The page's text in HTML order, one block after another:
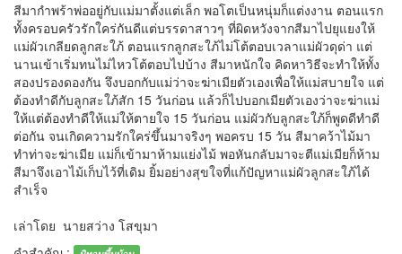
สีมากำพร้าพ่ออยู่กับแม่มาตั้งแต่เล็ก พอโตเป็นหนุ่มก็แต่งงาน ตอนแรก
ทั้งครอบครัวรักใคร่กันดีแต่บรรดาสาวๆ ที่ผิดหวังจากสีมาไปยุแยงให้
แม่ผัวเกลียดลูกสะใภ้ ตอนแรกลูกสะใภ้ไม่โต้ตอบเวลาแม่ผัวดุด่า แต่
นานเข้าเริ่มทนไม่ไหวโต้ตอบไปบ้าง สีมาหนักใจ คิดหาวิธีจะทำให้ทั้ง
สองปรองดองกัน จึงบอกกับแม่ว่าจะฆ่าเมียตัวเองเพื่อให้แม่สบายใจ แต่
ต้องทำดีกับลูกสะใภ้สัก 15 วันก่อน แล้วก็ไปบอกเมียตัวเองว่าจะฆ่าแม่
ให้แต่ต้องทำดีให้แม่ให้ตายใจ 15 วันก่อน แม่ผัวกับลูกสะใภ้ก็พูดดีทำดี
ต่อกัน จนเกิดความรักใคร่ขึ้นมาจริงๆ พอครบ 15 วัน สีมาคว้าไม้มา
ทำท่าจะฆ่าเมีย แม่ก็เข้ามาห้ามแย่งไม้ พอหันกลับมาจะตีแม่เมียก็ห้าม
สีมาจึงเอาไม้เก็บไว้ที่เดิม ยิ้มอย่างสุขใจที่แก้ปัญหาแม่ผัวลูกสะใภ้ได้
สำเร็จ
เล่าโดย นายสว่าง โสขุมา